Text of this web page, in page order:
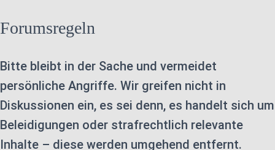
Forumsregeln
Bitte bleibt in der Sache und vermeidet
persönliche Angriffe. Wir greifen nicht in
Diskussionen ein, es sei denn, es handelt sich um
Beleidigungen oder strafrechtlich relevante
Inhalte – diese werden umgehend entfernt.